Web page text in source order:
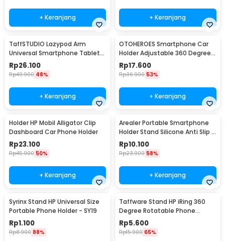
+ Keranjang + Keranjang
TaffSTUDIO Lazypod Arm
Universal Smartphone Tablet
Holder Klip Clamp - A-138
Rp26.100
Rp49.900 48%
+ Keranjang
OTOHEROES Smartphone Car
Holder Adjustable 360 Degree
with Suction Cup - T003
Rp17.600
Rp36.900 53%
+ Keranjang
Holder HP Mobil Alligator Clip
Dashboard Car Phone Holder
Rp23.100
Rp45.900 50%
+ Keranjang
Arealer Portable Smartphone
Holder Stand Silicone Anti Slip -
PA456
Rp10.100
Rp23.900 58%
+ Keranjang
Syrinx Stand HP Universal Size
Portable Phone Holder - SY19
Rp1.100
Rp8.900 88%
Taffware Stand HP iRing 360
Degree Rotatable Phone
Holder - R20
Rp5.600
Rp15.900 65%